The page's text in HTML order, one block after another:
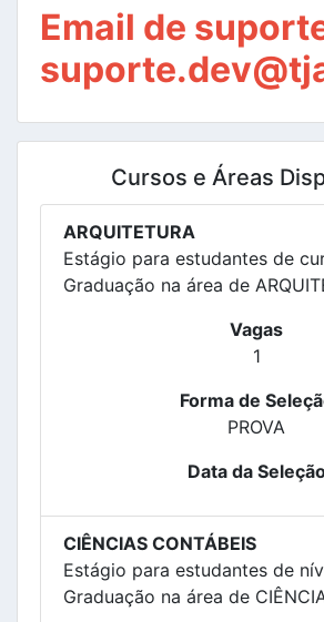
Email de
Cursos e Áreas
ARQUITETURA
Estágio para estudantes de
Graduação na área de
Vagas
1
Forma de
PROVA
Data da
CIÊNCIAS CONTÁBEIS
Estágio para estudantes de
Graduação na área de